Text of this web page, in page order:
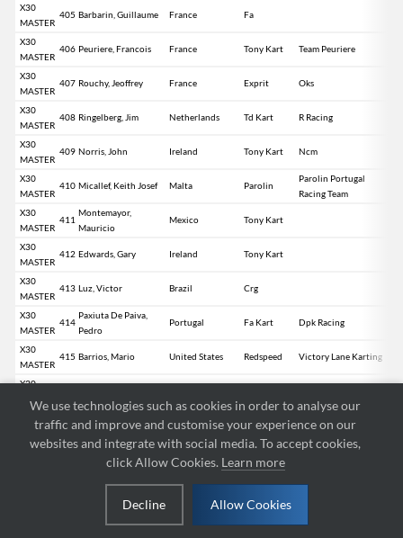
We use technologies such as cookies in order to analyse our
traffic and improve and customise your experience on our
websites and integrate with social media. To accept cookies,
click Allow Cookies. Learn more
Decline Allow Cookies
X30
MASTER
405 Barbarin, Guillaume France Fa
X30
MASTER
406 Peuriere, Francois France Tony Kart Team Peuriere
X30
MASTER
407 Rouchy, Jeoffrey France Exprit Oks
X30
MASTER
408 Ringelberg, Jim Netherlands Td Kart R Racing
X30
MASTER
409 Norris, John Ireland Tony Kart Ncm
X30
MASTER
410 Micallef, Keith Josef Malta Parolin
Parolin Portugal
Racing Team
X30
MASTER
411
Montemayor,
Mauricio
Mexico Tony Kart
X30
MASTER
412 Edwards, Gary Ireland Tony Kart
X30
MASTER
413 Luz, Victor Brazil Crg
X30
MASTER
414
Paxiuta De Paiva,
Pedro
Portugal Fa Kart Dpk Racing
X30
MASTER
415 Barrios, Mario United States Redspeed Victory Lane Karting
X30
MASTER
417 Kataja, Antti Finland Haase
X30
Dirani, Hamza Saudi Arabia Redspeed
France Otk Sonic Racing Kart